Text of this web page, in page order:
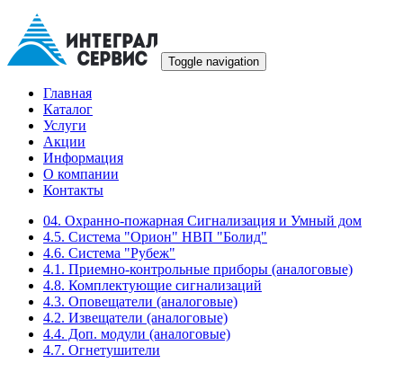
Toggle navigation
Главная
Каталог
Услуги
Акции
Информация
О компании
Контакты
04. Охранно-пожарная Сигнализация и Умный дом
4.5. Система "Орион" НВП "Болид"
4.6. Система "Рубеж"
4.1. Приемно-контрольные приборы (аналоговые)
4.8. Комплектующие сигнализаций
4.3. Оповещатели (аналоговые)
4.2. Извещатели (аналоговые)
4.4. Доп. модули (аналоговые)
4.7. Огнетушители